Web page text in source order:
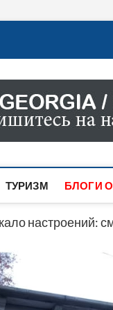
О СОБЫТИЯХ
ТУРИЗМ БЛОГИ
настроений: